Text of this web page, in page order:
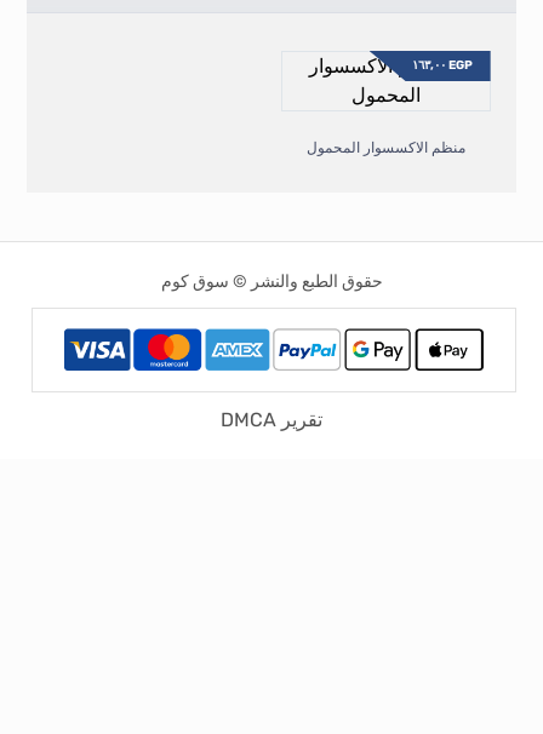
منظم الاكسسوار المحمول
EGP
حقوق الطبع والنشر © سوق كوم
تقرير DMCA